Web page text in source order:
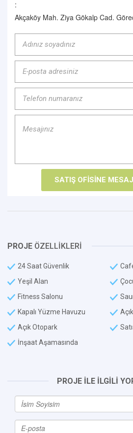
:
Akçaköy Mah. Ziya Gökalp Cad.
PROJE ÖZELLİKLERİ
24 Saat Güvenlik
Yeşil Alan
Fitness Salonu
Kapalı Yüzme Havuzu
Açık Otopark
İnşaat Aşamasında
PROJE İLE İLGİLİ